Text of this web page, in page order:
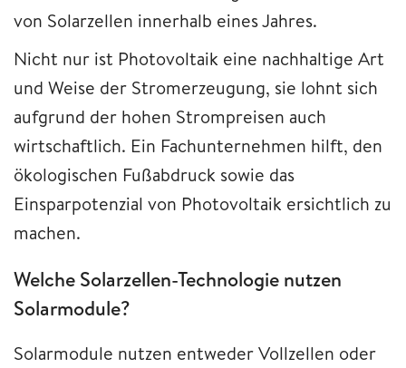
von Solarzellen innerhalb eines Jahres.
Nicht nur ist Photovoltaik eine nachhaltige Art
und Weise der Stromerzeugung, sie lohnt sich
aufgrund der hohen Strompreisen auch
wirtschaftlich. Ein Fachunternehmen hilft, den
ökologischen Fußabdruck sowie das
Einsparpotenzial von Photovoltaik ersichtlich zu
machen.
Welche Solarzellen-Technologie nutzen
Solarmodule?
Solarmodule nutzen entweder Vollzellen oder